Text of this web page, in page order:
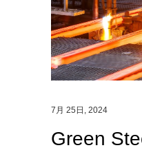
7月 25日, 2024
Green